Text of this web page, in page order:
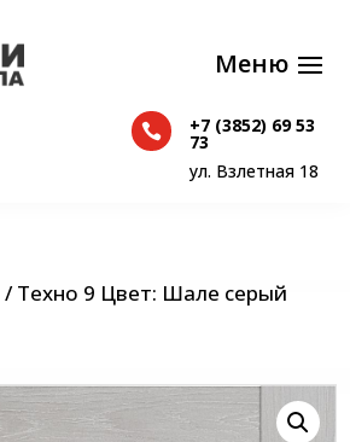
 +7 (3852) 69 53
73
ул. Взлетная 18

73
/ Техно 9 Цвет: Шале серый